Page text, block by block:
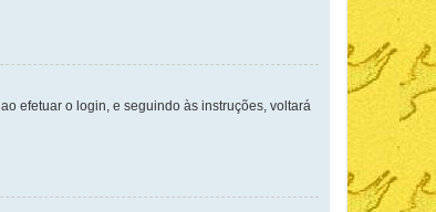
ao efetuar o login, e seguindo às instruções, voltará